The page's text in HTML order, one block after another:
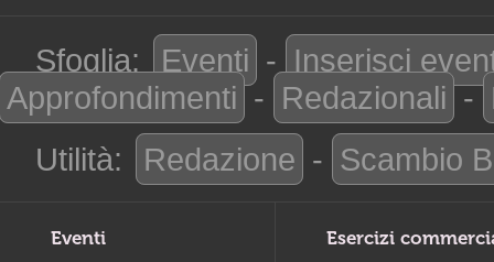
Sfoglia: Eventi - Inserisci
Approfondimenti - Redazionali -
Utilità:
Redazione - Scambio
Eventi Esercizi